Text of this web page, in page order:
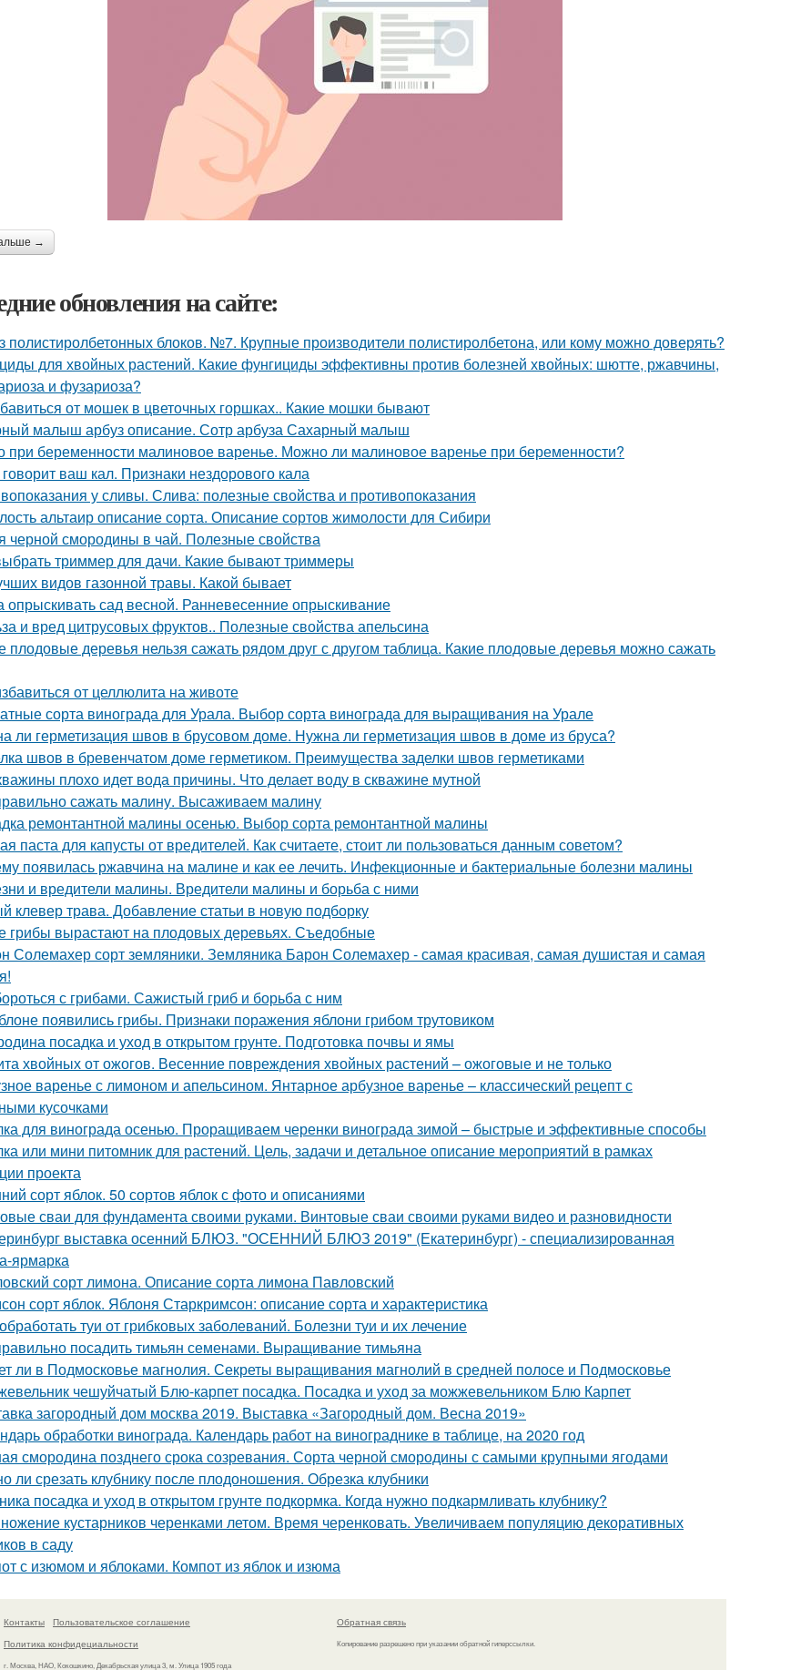
→
обновления на сайте:
полистиролбетонных блоков. №7. Крупные производители полистиролбетона, или кому можно доверять?
для хвойных растений. Какие фунгициды эффективны против болезней хвойных: шютте, ржавчины,
и фузариоза?
от мошек в цветочных горшках.. Какие мошки бывают
малыш арбуз описание. Сотр арбуза Сахарный малыш
при беременности малиновое варенье. Можно ли малиновое варенье при беременности?
ваш кал. Признаки нездорового кала
у сливы. Слива: полезные свойства и противопоказания
альтаир описание сорта. Описание сортов жимолости для Сибири
черной смородины в чай. Полезные свойства
триммер для дачи. Какие бывают триммеры
видов газонной травы. Какой бывает
опрыскивать сад весной. Ранневесенние опрыскивание
и вред цитрусовых фруктов.. Полезные свойства апельсина
плодовые деревья нельзя сажать рядом друг с другом таблица. Какие плодовые деревья можно сажать
от целлюлита на животе
сорта винограда для Урала. Выбор сорта винограда для выращивания на Урале
ли герметизация швов в брусовом доме. Нужна ли герметизация швов в доме из бруса?
швов в бревенчатом доме герметиком. Преимущества заделки швов герметиками
плохо идет вода причины. Что делает воду в скважине мутной
сажать малину. Высаживаем малину
ремонтантной малины осенью. Выбор сорта ремонтантной малины
паста для капусты от вредителей. Как считаете, стоит ли пользоваться данным советом?
появилась ржавчина на малине и как ее лечить. Инфекционные и бактериальные болезни малины
и вредители малины. Вредители малины и борьба с ними
клевер трава. Добавление статьи в новую подборку
грибы вырастают на плодовых деревьях. Съедобные
Солемахер сорт земляники. Земляника Барон Солемахер - самая красивая, самая душистая и самая
с грибами. Сажистый гриб и борьба с ним
появились грибы. Признаки поражения яблони грибом трутовиком
посадка и уход в открытом грунте. Подготовка почвы и ямы
хвойных от ожогов. Весенние повреждения хвойных растений – ожоговые и не только
варенье с лимоном и апельсином. Янтарное арбузное варенье – классический рецепт с
кусочками
для винограда осенью. Проращиваем черенки винограда зимой – быстрые и эффективные способы
или мини питомник для растений. Цель, задачи и детальное описание мероприятий в рамках
проекта
сорт яблок. 50 сортов яблок с фото и описаниями
сваи для фундамента своими руками. Винтовые сваи своими руками видео и разновидности
выставка осенний БЛЮЗ. "ОСЕННИЙ БЛЮЗ 2019" (Екатеринбург) - специализированная
ярмарка
сорт лимона. Описание сорта лимона Павловский
сорт яблок. Яблоня Старкримсон: описание сорта и характеристика
туи от грибковых заболеваний. Болезни туи и их лечение
посадить тимьян семенами. Выращивание тимьяна
ли в Подмосковье магнолия. Секреты выращивания магнолий в средней полосе и Подмосковье
чешуйчатый Блю-карпет посадка. Посадка и уход за можжевельником Блю Карпет
загородный дом москва 2019. Выставка «Загородный дом. Весна 2019»
обработки винограда. Календарь работ на винограднике в таблице, на 2020 год
смородина позднего срока созревания. Сорта черной смородины с самыми крупными ягодами
ли срезать клубнику после плодоношения. Обрезка клубники
посадка и уход в открытом грунте подкормка. Когда нужно подкармливать клубнику?
кустарников черенками летом. Время черенковать. Увеличиваем популяцию декоративных
в саду
с изюмом и яблоками. Компот из яблок и изюма
Контакты
Пользовательское соглашение
Политика конфидециальности
г. Москва, НАО, Кокошкино, Декабрьская улица 3, м. Улица 1905 года
Обратная связь
Копирование разрешено при указании обратной гиперссылки.